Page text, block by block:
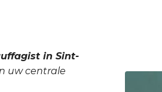
in Sint-
uw centrale